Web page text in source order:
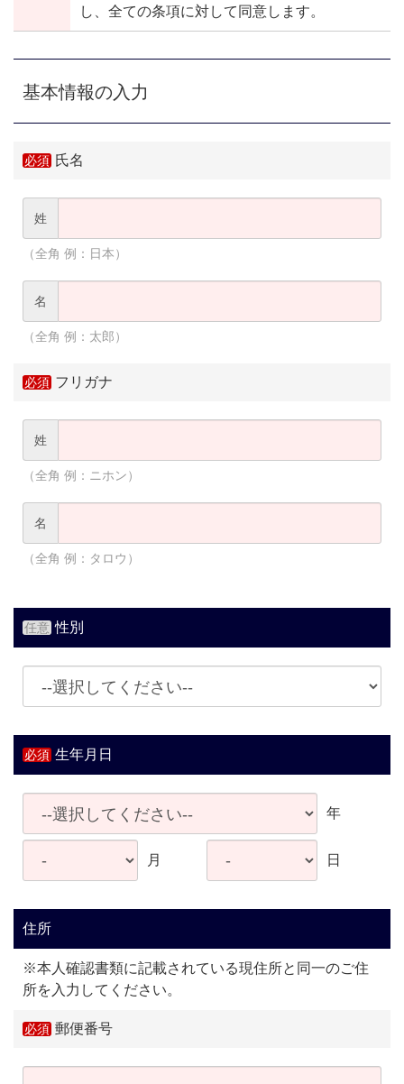
し、全ての条項に対して同意します。
基本情報の入力
氏名
姓
（全角 例：日本）
名
（全角 例：太郎）
フリガナ
姓
（全角 例：ニホン）
名
（全角 例：タロウ）
性別
生年月日
年
月 日
住所
※本人確認書類に記載されている現住所と同一のご住
所を入力してください。
郵便番号